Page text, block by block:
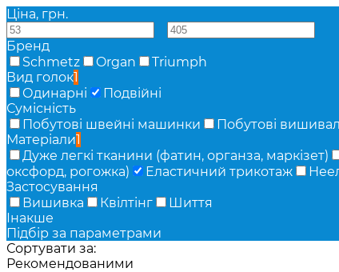
Ціна, грн.
Бренд
Schmetz
Organ
Triumph
Вид голок1
Одинарні
Подвійні
Сумісність
Побутові швейні машинки
Побутові
Матеріали1
Дуже легкі тканини (фатин, органза, маркізет)
оксфорд, рогожка)
Еластичний трикотаж
Застосування
Вишивка
Квілтінг
Шиття
Інакше
Підбір за параметрами
Сортувати за:
Рекомендованими